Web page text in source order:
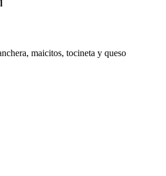
maicitos, tocineta y queso